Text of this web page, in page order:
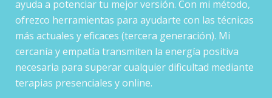
ayuda a potenciar tu mejor versión. Con mi método,
ofrezco herramientas para ayudarte con las técnicas
más actuales y eficaces (tercera generación). Mi
cercanía y empatía transmiten la energía positiva
necesaria para superar cualquier dificultad mediante
terapias presenciales y online.